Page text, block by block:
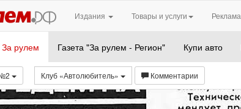
Издания Товары и услуги Реклама
За рулем Газета "За рулем - Регион" Купи авто
Клуб «Автолюбитель» Комментарии